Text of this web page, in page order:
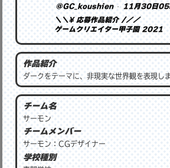
@GC_koushien ·
11月30日05
＼＼\ 応募作品紹介 /／／
ゲームクリエイター甲子園 2021
【Light】
┣ グラフィック🖌️
┣ 3D ファンタジー
┗ 個人製作
#GC甲子園
#Light_GC甲子園
▼作品ページはこちら
https://hubs.la/H0_W5fd0
作品紹介
ダークをテーマに、非現実な世界観を表現し
チーム名
サーモン
チームメンバー
サーモン：CGデザイナー
学校種別